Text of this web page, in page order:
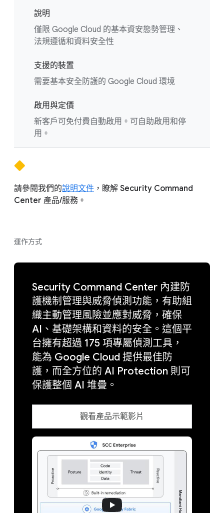
說明
僅限 Google Cloud 的基本資安態勢管理、
法規遵循和資料安全性
支援的裝置
需要基本安全防護的 Google Cloud 環境
啟用與定價
新客戶可免付費自動啟用。可自助啟用和停
用。
請參閱我們的說明文件 ，瞭解 Security Command
Center 產品/服務。
運作方式
Security Command Center 內建防
護機制管理與威脅偵測功能，有助組
織主動管理風險並應對威脅，確保
AI、基礎架構和資料的安全。這個平
台擁有超過 175 項專屬偵測工具，
能為 Google Cloud 提供最佳防
護，而全方位的 AI Protection 則可
保護整個 AI 堆疊。
觀看產品示範影片